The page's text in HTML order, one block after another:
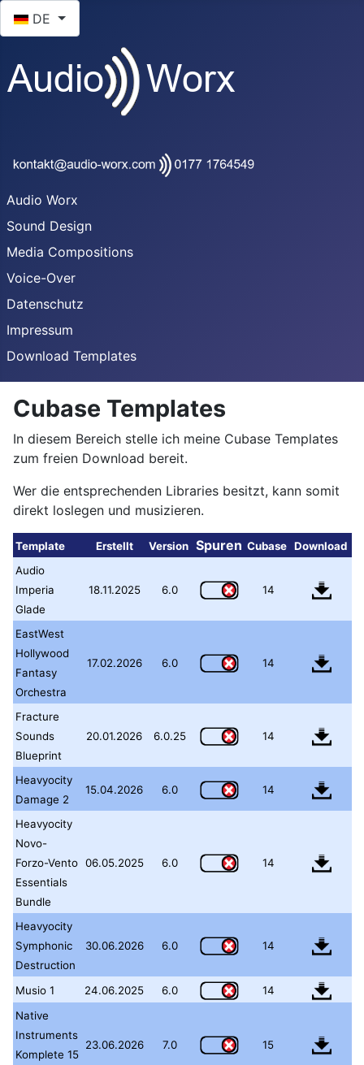
DE
Audio Worx
Sound Design
Media Compositions
Voice-Over
Datenschutz
Impressum
Download Templates
Cubase Templates
In diesem Bereich stelle ich meine Cubase Templates
zum freien Download bereit.
Wer die entsprechenden Libraries besitzt, kann somit
direkt loslegen und musizieren.
Template Erstellt Version Spuren Cubase Download
Audio
Imperia
Glade
18.11.2025 6.0 14
EastWest
Hollywood
Fantasy
Orchestra
17.02.2026 6.0 14
Fracture
Sounds
Blueprint
20.01.2026 6.0.25 14
Heavyocity
Damage 2
15.04.2026 6.0 14
Heavyocity
Novo-
Forzo-Vento
Essentials
Bundle
06.05.2025 6.0 14
Heavyocity
Symphonic
Destruction
30.06.2026 6.0 14
Musio 1 24.06.2025 6.0
14
Native
Instruments
Komplete 15
23.06.2026 7.0 15